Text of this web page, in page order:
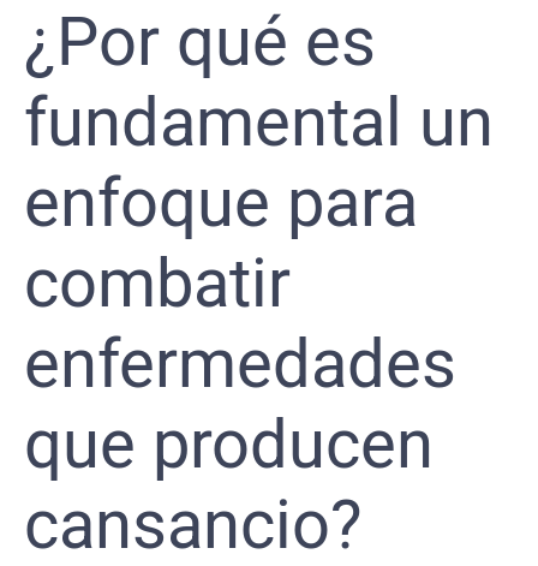
¿Por qué es
fundamental un
enfoque para
combatir
enfermedades
que producen
cansancio?